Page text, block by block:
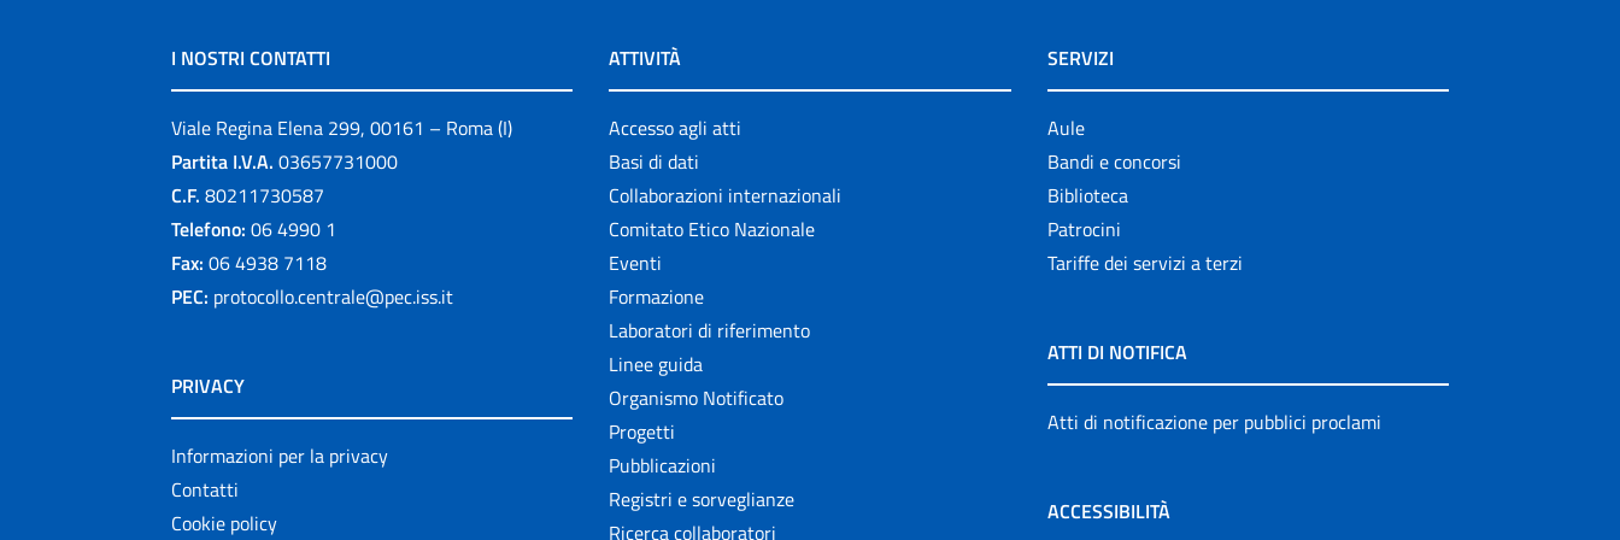
I NOSTRI CONTATTI
Viale Regina Elena 299, 00161 – Roma (I)
Partita I.V.A. 03657731000
C.F. 80211730587
Telefono: 06 4990 1
Fax: 06 4938 7118
PEC: protocollo.centrale@pec.iss.it
PRIVACY
Informazioni per la privacy
Contatti
Cookie policy
ATTIVITÀ
Accesso agli atti
Basi di dati
Collaborazioni internazionali
Comitato Etico Nazionale
Eventi
Formazione
Laboratori di riferimento
Linee guida
Organismo Notificato
Progetti
Pubblicazioni
Registri e sorveglianze
Ricerca collaboratori
SERVIZI
Aule
Bandi e concorsi
Biblioteca
Patrocini
Tariffe dei servizi a terzi
ATTI DI NOTIFICA
Atti di notificazione per pubblici proclami
ACCESSIBILITÀ